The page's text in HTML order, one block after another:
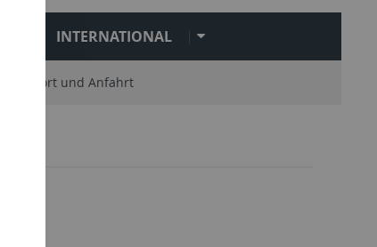
INTERNATIONAL
Standort und Anfahrt